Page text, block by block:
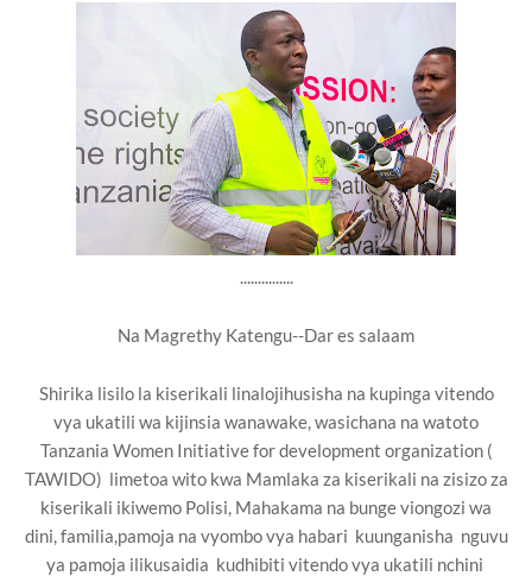
...............
Na Magrethy Katengu--Dar es salaam
Shirika lisilo la kiserikali linalojihusisha na kupinga vitendo
vya ukatili wa kijinsia wanawake, wasichana na watoto
Tanzania Women Initiative for development organization (
TAWIDO) limetoa wito kwa Mamlaka za kiserikali na zisizo za
kiserikali ikiwemo Polisi, Mahakama na bunge viongozi wa
dini, familia,pamoja na vyombo vya habari kuunganisha nguvu
ya pamoja ilikusaidia kudhibiti vitendo vya ukatili nchini